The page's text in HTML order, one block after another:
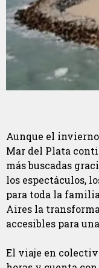
Aunque el
Mar del Plata
más buscadas
los espectáculos,
para toda la
Aires la
accesibles para
El viaje en